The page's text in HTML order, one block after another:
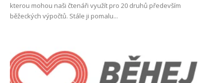
kterou mohou naši čtenáři využít pro 20 druhů především
běžeckých výpočtů. Stále ji pomalu...